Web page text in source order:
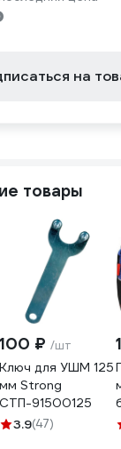
на
товары
100 ₽ /шт
Ключ для УШМ 125
мм Strong
СТП-91500125
3.9(47)